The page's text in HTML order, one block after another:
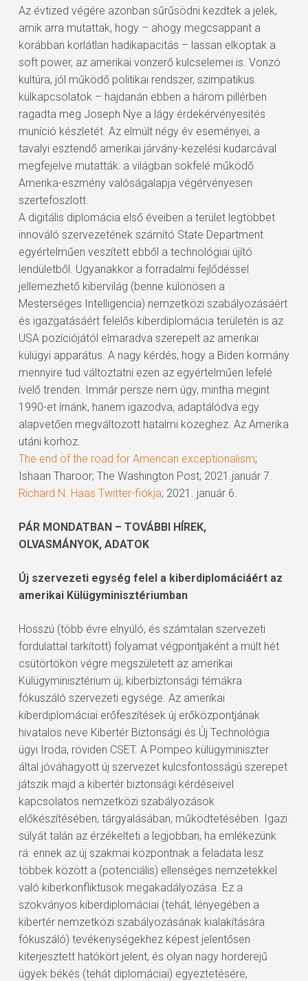
Az évtized végére azonban sűrűsödni kezdtek a jelek,
amik arra mutattak, hogy – ahogy megcsappant a
korábban korlátlan hadikapacitás – lassan elkoptak a
soft power, az amerikai vonzerő kulcselemei is. Vonzó
kultúra, jól működő politikai rendszer, szimpatikus
külkapcsolatok – hajdanán ebben a három pillérben
ragadta meg Joseph Nye a lágy érdekérvényesítés
muníció készletét. Az elmúlt négy év eseményei, a
tavalyi esztendő amerikai járvány-kezelési kudarcával
megfejelve mutatták: a világban sokfelé működő
Amerika-eszmény valóságalapja végérvényesen
szertefoszlott.
A digitális diplomácia első éveiben a terület legtöbbet
innováló szervezetének számító State Department
egyértelműen veszített ebből a technológiai újító
lendületből. Ugyanakkor a forradalmi fejlődéssel
jellemezhető kibervilág (benne különösen a
Mesterséges Intelligencia) nemzetközi szabályozásáért
és igazgatásáért felelős kiberdiplomácia területén is az
USA pozíciójától elmaradva szerepelt az amerikai
külügyi apparátus. A nagy kérdés, hogy a Biden kormány
mennyire tud változtatni ezen az egyértelműen lefelé
ívelő trenden. Immár persze nem úgy, mintha megint
1990-et írnánk, hanem igazodva, adaptálódva egy
alapvetően megváltozott hatalmi közeghez. Az Amerika
utáni korhoz.
The end of the road for American exceptionalism;
Ishaan Tharoor; The Washington Post; 2021.január 7.
Richard N. Haas Twitter-fiókja; 2021. január 6.
PÁR MONDATBAN – TOVÁBBI HÍREK,
OLVASMÁNYOK, ADATOK
Új szervezeti egység felel a kiberdiplomáciáért az
amerikai Külügyminisztériumban
Hosszú (több évre elnyúló, és számtalan szervezeti
fordulattal tarkított) folyamat végpontjaként a múlt hét
csütörtökön végre megszületett az amerikai
Külügyminisztérium új, kiberbiztonsági témákra
fókuszáló szervezeti egysége. Az amerikai
kiberdiplomáciai erőfeszítések új erőközpontjának
hivatalos neve Kibertér Biztonsági és Új Technológia
ügyi Iroda, röviden CSET. A Pompeo külügyminiszter
által jóváhagyott új szervezet kulcsfontosságú szerepet
játszik majd a kibertér biztonsági kérdéseivel
kapcsolatos nemzetközi szabályozások
előkészítésében, tárgyalásában, működtetésében. Igazi
súlyát talán az érzékelteti a legjobban, ha emlékezünk
rá: ennek az új szakmai központnak a feladata lesz
többek között a (potenciális) ellenséges nemzetekkel
való kiberkonfliktusok megakadályozása. Ez a
szokványos kiberdiplomáciai (tehát, lényegében a
kibertér nemzetközi szabályozásának kialakítására
fókuszáló) tevékenységekhez képest jelentősen
kiterjesztett hatókört jelent, és olyan nagy horderejű
ügyek békés (tehát diplomáciai) egyeztetésére,